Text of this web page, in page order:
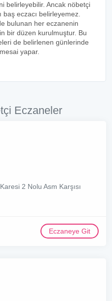
belirleyebilir. Ancak nöbetçi
baş eczacı belirleyemez.
bulunan her eczanenin
bir düzen kurulmuştur. Bu
de belirlenen günlerinde
yapar.
Eczaneler
2 Nolu Asm Karşısı
Eczaneye Git